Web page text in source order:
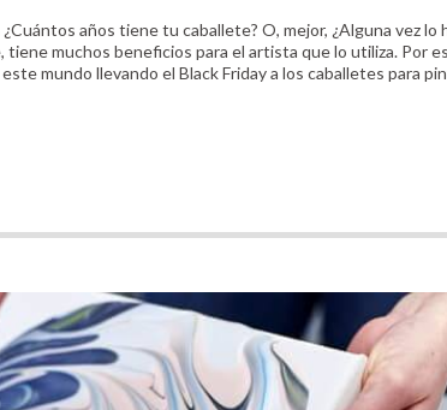
años tiene tu caballete? O, mejor, ¿Alguna vez lo
muchos beneficios para el artista que lo utiliza. Por
mundo llevando el Black Friday a los caballetes para